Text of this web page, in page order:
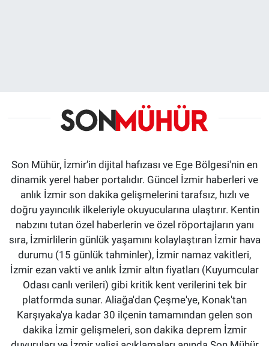
Son Mühür, İzmir’in dijital hafızası ve Ege Bölgesi'nin en
dinamik yerel haber portalıdır. Güncel İzmir haberleri ve
anlık İzmir son dakika gelişmelerini tarafsız, hızlı ve
doğru yayıncılık ilkeleriyle okuyucularına ulaştırır. Kentin
nabzını tutan özel haberlerin ve özel röportajların yanı
sıra, İzmirlilerin günlük yaşamını kolaylaştıran İzmir hava
durumu (15 günlük tahminler), İzmir namaz vakitleri,
İzmir ezan vakti ve anlık İzmir altın fiyatları (Kuyumcular
Odası canlı verileri) gibi kritik kent verilerini tek bir
platformda sunar. Aliağa'dan Çeşme'ye, Konak'tan
Karşıyaka'ya kadar 30 ilçenin tamamından gelen son
dakika İzmir gelişmeleri, son dakika deprem İzmir